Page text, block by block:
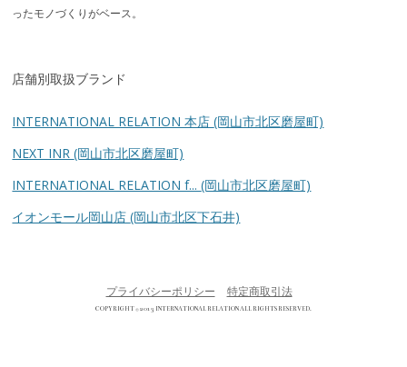
ったモノづくりがベース。
店舗別取扱ブランド
INTERNATIONAL RELATION 本店(岡山市北区磨屋町)
NEXT INR(岡山市北区磨屋町)
INTERNATIONAL RELATION f...(岡山市北区磨屋町)
イオンモール岡山店(岡山市北区下石井)
プライバシーポリシー 特定商取引法
COPYRIGHT © 2013 INTERNATIONAL RELATION ALL RIGHTS RESERVED.